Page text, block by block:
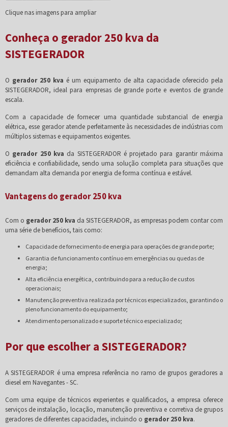
Clique nas imagens para ampliar
Conheça o gerador 250 kva da
SISTEGERADOR
O gerador 250 kva é um equipamento de alta capacidade oferecido pela
SISTEGERADOR, ideal para empresas de grande porte e eventos de grande
escala.
Com a capacidade de fornecer uma quantidade substancial de energia
elétrica, esse gerador atende perfeitamente às necessidades de indústrias com
múltiplos sistemas e equipamentos exigentes.
O gerador 250 kva da SISTEGERADOR é projetado para garantir máxima
eficiência e confiabilidade, sendo uma solução completa para situações que
demandam alta demanda por energia de forma contínua e estável.
Vantagens do gerador 250 kva
Com o gerador 250 kva da SISTEGERADOR, as empresas podem contar com
uma série de benefícios, tais como:
Capacidade de fornecimento de energia para operações de grande porte;
Garantia de funcionamento contínuo em emergências ou quedas de
energia;
Alta eficiência energética, contribuindo para a redução de custos
operacionais;
Manutenção preventiva realizada por técnicos especializados, garantindo o
pleno funcionamento do equipamento;
Atendimento personalizado e suporte técnico especializado;
Por que escolher a SISTEGERADOR?
A SISTEGERADOR é uma empresa referência no ramo de grupos geradores a
diesel em Navegantes - SC.
Com uma equipe de técnicos experientes e qualificados, a empresa oferece
serviços de instalação, locação, manutenção preventiva e corretiva de grupos
geradores de diferentes capacidades, incluindo o gerador 250 kva.